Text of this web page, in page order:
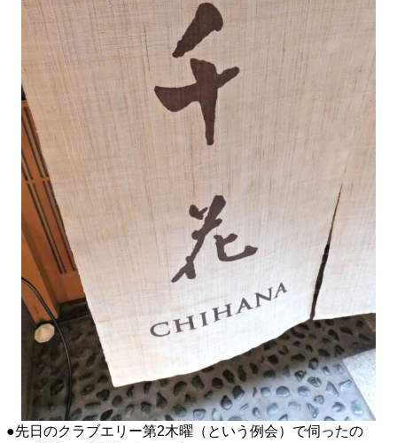
●先日のクラブエリー第2木曜（という例会）で伺ったの